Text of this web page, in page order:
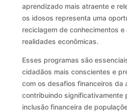
aprendizado mais atraente e
os idosos representa uma
reciclagem de conhecimentos
realidades econômicas.
Esses programas são
cidadãos mais conscientes e
com os desafios financeiros da
contribuindo significativamente
inclusão financeira de